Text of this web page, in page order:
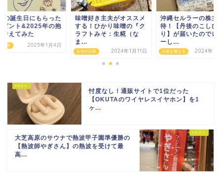
日常
の誕生日にもらった
ゼント&2025年の抱
考えてみた
2025年1月4日
主夫の日常
味噌好き主夫がオススメ
する！ひかり味噌の『ク
ラフトみそ：生糀（な
ま...
2024年1月11日 お金を整える
沖縄セルラーの株主
待！【丹後のこしひ
り】が届いたのでレ
ーし...
2024年7
忖度なし！通販サイトで1位だった
【OKUTAのワイヤレスイヤホン】を1
ヶ...
大芝高原のサウナで熱波甲子園準優勝の
【熱波師やぎさん】の熱波を受けて最
高...